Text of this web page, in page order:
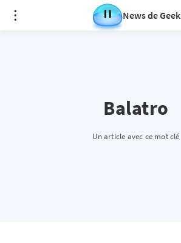
News de Geek
Balatro
Un article avec ce mot clé